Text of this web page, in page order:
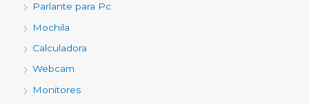
Parlante para Pc
Mochila
Calculadora
Webcam
Monitores